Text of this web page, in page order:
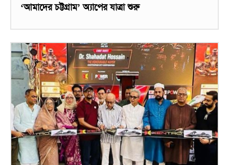
‘আমাদের চট্টগ্রাম’ অ্যাপের যাত্রা শুরু